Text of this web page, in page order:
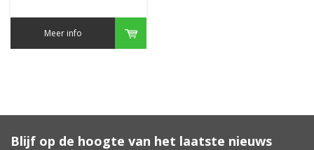
Meer info
Blijf op de hoogte van het laatste nieuws